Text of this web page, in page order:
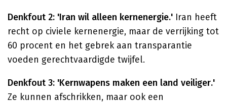
Denkfout 2: 'Iran wil alleen kernenergie.' Iran heeft
recht op civiele kernenergie, maar de verrijking tot
60 procent en het gebrek aan transparantie
voeden gerechtvaardigde twijfel.
Denkfout 3: 'Kernwapens maken een land veiliger.'
Ze kunnen afschrikken, maar ook een